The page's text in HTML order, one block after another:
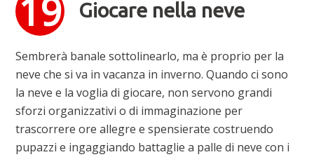
Giocare nella neve
Sembrerà banale sottolinearlo, ma è proprio per la
neve che si va in vacanza in inverno. Quando ci sono
la neve e la voglia di giocare, non servono grandi
sforzi organizzativi o di immaginazione per
trascorrere ore allegre e spensierate costruendo
pupazzi e ingaggiando battaglie a palle di neve con i